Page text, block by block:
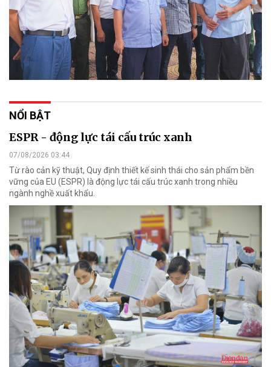
NỔI BẬT
ESPR - động lực tái cấu trúc xanh
07/08/2026 03:44
Từ rào cản kỹ thuật, Quy định thiết kế sinh thái cho sản phẩm bền
vững của EU (ESPR) là động lực tái cấu trúc xanh trong nhiều
ngành nghề xuất khẩu.